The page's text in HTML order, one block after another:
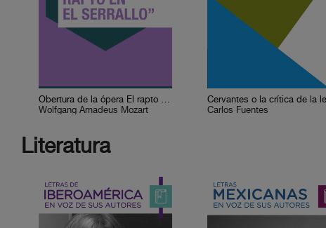
Obertura de la ópera El rapto en el serrallo
Wolfgang Amadeus Mozart
Carlos Fuentes
Literatura